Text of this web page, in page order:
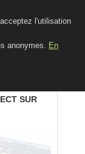
l'utilisation
anonymes. En
SUR